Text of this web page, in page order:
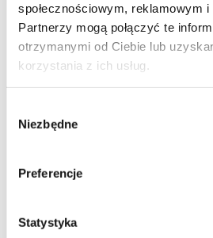
społecznościowym, reklamowym i
Partnerzy mogą połączyć te
otrzymanymi od Ciebie lub
korzystania z ich usług.
zgody
Niezbędne
Preferencje
Statystyka
Kontakt